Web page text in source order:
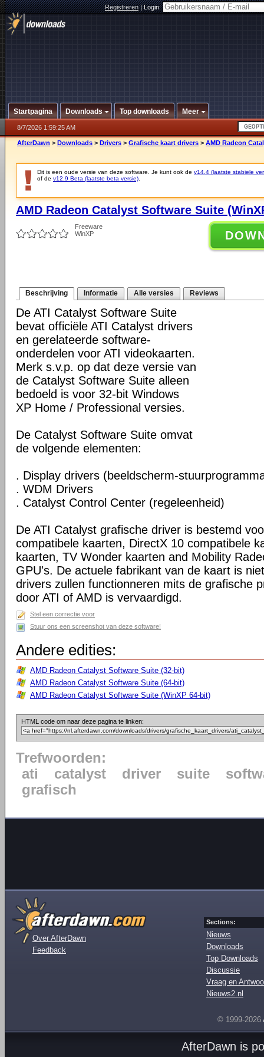
Registreren|Login:
Startpagina Downloads Top downloads Meer
8/7/2026 1:59:25 AM
AfterDawn > Downloads > Drivers > Grafische kaart drivers > AMD Radeon
Dit is een oude versie van deze software. Je kunt ook de v14.4 (laatste stabiele
of de v12.9 Beta (laatste beta versie)
AMD Radeon Catalyst Software Suite
Freeware
WinXP
Beschrijving Informatie Alle versies Reviews
De ATI Catalyst Software Suite
bevat officiële ATI Catalyst drivers
en gerelateerde software-
onderdelen voor ATI videokaarten.
Merk s.v.p. op dat deze versie van
de Catalyst Software Suite alleen
bedoeld is voor 32-bit Windows
XP Home / Professional versies.
De Catalyst Software Suite omvat
de volgende elementen:
. Display drivers (beeldscherm-
. WDM Drivers
. Catalyst Control Center (regeleenheid)
De ATI Catalyst grafische driver is bestemd
compatibele kaarten, DirectX 10 compatibele
kaarten, TV Wonder kaarten and Mobility
GPU's. De actuele fabrikant van de kaart is
drivers zullen functionneren mits de grafische
door ATI of AMD is vervaardigd.
Stel een correctie voor
Stuur ons een screenshot van deze software!
Andere edities:
AMD Radeon Catalyst Software Suite (32-bit)
AMD Radeon Catalyst Software Suite (64-bit)
AMD Radeon Catalyst Software Suite (WinXP 64-bit)
HTML code om naar deze pagina te linken:
Trefwoorden:
ati
catalyst driver suite
grafisch
Over AfterDawn
Feedback
Sections:
Nieuws
Downloads
Top Downloads
Discussie
Vraag en
Nieuws2.nl
© 1999-2026
AfterDawn is